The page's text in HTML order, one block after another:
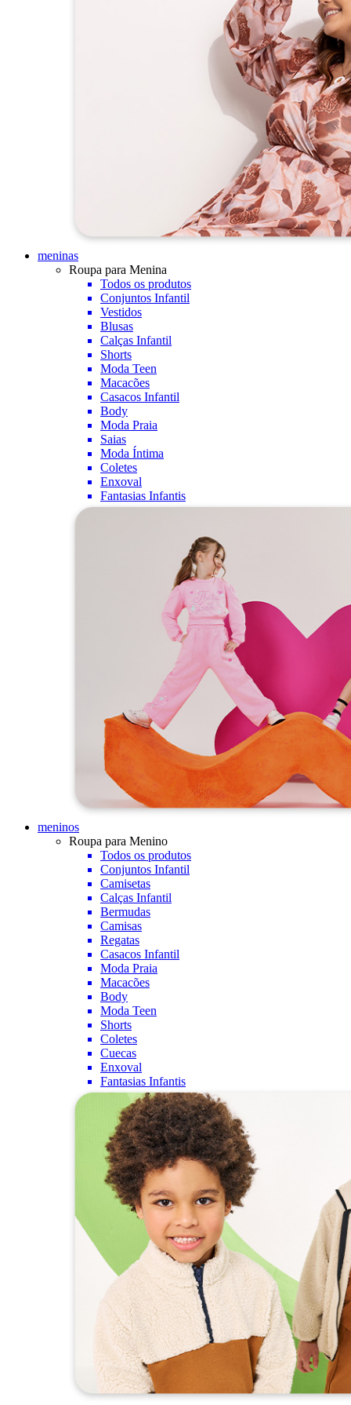
meninas
Roupa para Menina
Todos os produtos
Conjuntos Infantil
Vestidos
Blusas
Calças Infantil
Shorts
Moda Teen
Macacões
Casacos Infantil
Body
Moda Praia
Saias
Moda Íntima
Coletes
Enxoval
Fantasias Infantis
meninos
Roupa para Menino
Todos os produtos
Conjuntos Infantil
Camisetas
Calças Infantil
Bermudas
Camisas
Regatas
Casacos Infantil
Moda Praia
Macacões
Body
Moda Teen
Shorts
Coletes
Cuecas
Enxoval
Fantasias Infantis